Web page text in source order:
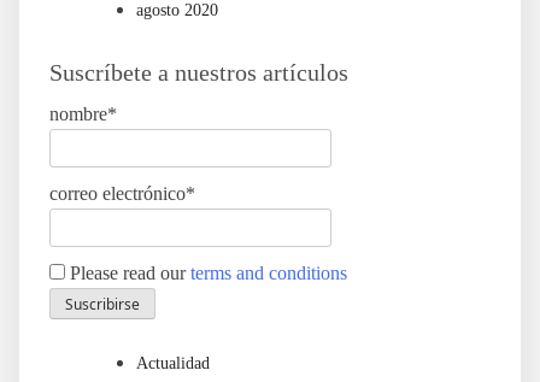
agosto 2020
Suscríbete a nuestros artículos
nombre*
correo electrónico*
Please read ourterms and conditions
Actualidad